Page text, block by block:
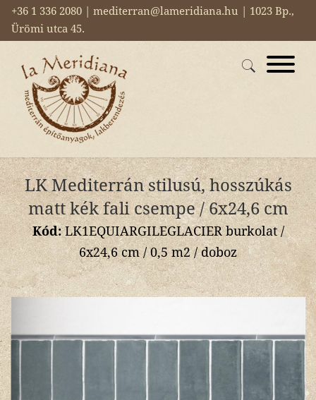
+36 1 336 2080 | mediterran@lameridiana.hu | 1023 Bp.,
Ürömi utca 45.
LK Mediterrán stilusú, hosszúkás
matt kék fali csempe / 6x24,6 cm
Kód:LK1EQUIARGILEGLACIER burkolat /
6x24,6 cm / 0,5 m2 / doboz